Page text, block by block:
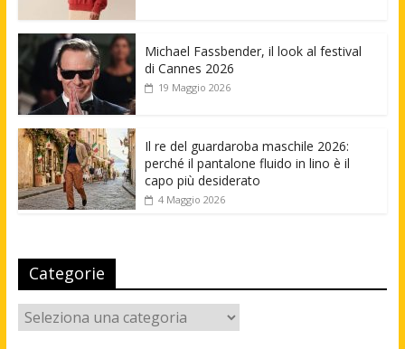
Michael Fassbender, il look al festival
di Cannes 2026
19 Maggio 2026
Il re del guardaroba maschile 2026:
perché il pantalone fluido in lino è il
capo più desiderato
4 Maggio 2026
Categorie
Categorie